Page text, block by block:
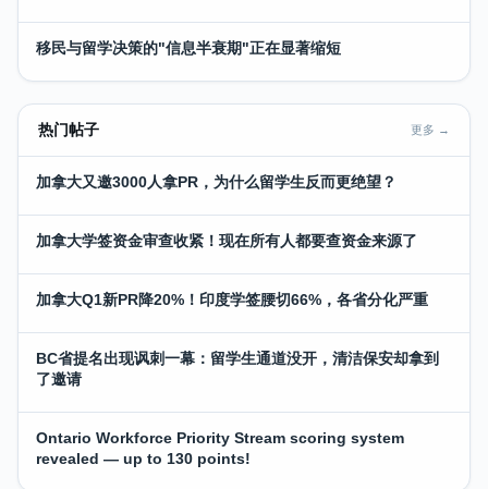
移民与留学决策的"信息半衰期"正在显著缩短
热门帖子 更多 →
加拿大又邀3000人拿PR，为什么留学生反而更绝望？
加拿大学签资金审查收紧！现在所有人都要查资金来源了
加拿大Q1新PR降20%！印度学签腰切66%，各省分化严重
BC省提名出现讽刺一幕：留学生通道没开，清洁保安却拿到
了邀请
Ontario Workforce Priority Stream scoring system
revealed — up to 130 points!